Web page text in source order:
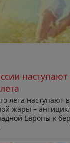
лета наступают
жары –
Европы к